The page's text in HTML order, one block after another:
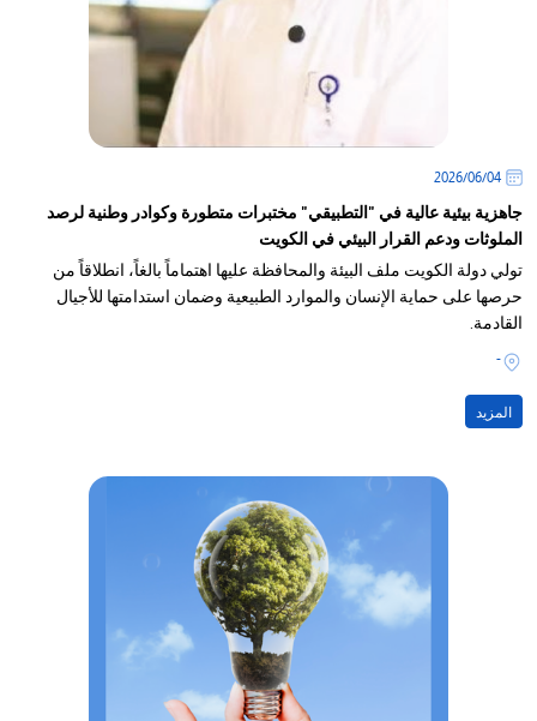
04‏/06‏/2026
جاهزية بيئية عالية في "التطبيقي" مختبرات متطورة وكوادر وطنية لرصد
الملوثات ودعم القرار البيئي في الكويت
تولي دولة الكويت ملف البيئة والمحافظة عليها اهتماماً بالغاً، انطلاقاً من
حرصها على حماية الإنسان والموارد الطبيعية وضمان استدامتها للأجيال
القادمة.
-
المزيد